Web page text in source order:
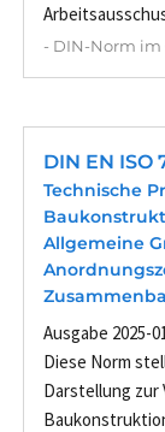
- DIN-Norm
DIN EN ISO
Technische
Allgemeine
Ausgabe 2025-
Diese Norm
Darstellung zur